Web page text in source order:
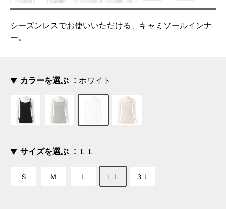
シーズンレスでお使いいただける、キャミソールインナ
ー。
カラーを選ぶ ホワイト
サイズを選ぶ ＬＬ
Ｓ Ｍ Ｌ ＬＬ ３Ｌ